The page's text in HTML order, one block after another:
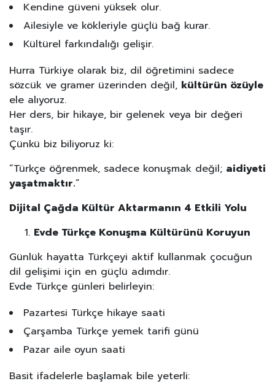
Kendine güveni yüksek olur.
Ailesiyle ve kökleriyle güçlü bağ kurar.
Kültürel farkındalığı gelişir.
Hurra Türkiye olarak biz, dil öğretimini sadece
sözcük ve gramer üzerinden değil, kültürün özüyle
ele alıyoruz.
Her ders, bir hikaye, bir gelenek veya bir değeri
taşır.
Çünkü biz biliyoruz ki:
“Türkçe öğrenmek, sadece konuşmak değil; aidiyeti
yaşatmaktır.”
Dijital Çağda Kültür Aktarmanın 4 Etkili Yolu
Evde Türkçe Konuşma Kültürünü Koruyun
Günlük hayatta Türkçeyi aktif kullanmak çocuğun
dil gelişimi için en güçlü adımdır.
Evde Türkçe günleri belirleyin:
Pazartesi Türkçe hikaye saati
Çarşamba Türkçe yemek tarifi günü
Pazar aile oyun saati
Basit ifadelerle başlamak bile yeterli: